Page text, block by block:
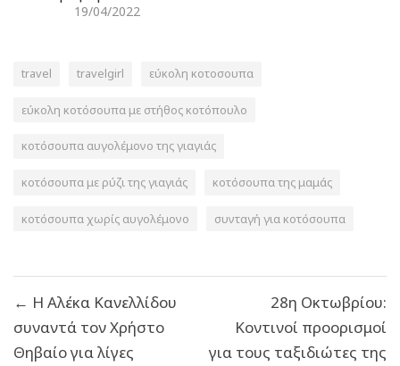
19/04/2022
travel travelgirl εύκολη κοτοσουπα
εύκολη κοτόσουπα με στήθος κοτόπουλο
κοτόσουπα αυγολέμονο της γιαγιάς
κοτόσουπα με ρύζι της γιαγιάς κοτόσουπα της μαμάς
κοτόσουπα χωρίς αυγολέμονο συνταγή για κοτόσουπα
άρθρων
← H Αλέκα Κανελλίδου
συναντά τον Χρήστο
Θηβαίο για λίγες
28η Οκτωβρίου:
Κοντινοί προορισμοί
για τους ταξιδιώτες της